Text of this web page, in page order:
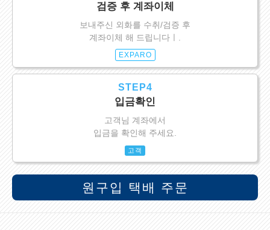
검증 후 계좌이체
보내주신 외화를 수취/검증 후
계좌이체 해 드립니다ㅣ.
EXPARO
STEP4
입금확인
고객님 계좌에서
입금을 확인해 주세요.
고객
원구입 택배 주문